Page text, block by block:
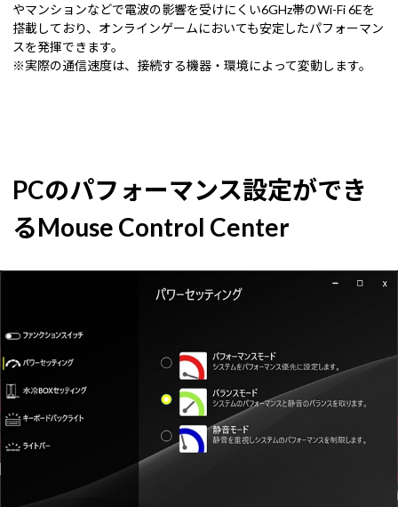
やマンションなどで電波の影響を受けにくい6GHz帯のWi-Fi 6Eを
搭載しており、オンラインゲームにおいても安定したパフォーマン
スを発揮できます。
※実際の通信速度は、接続する機器・環境によって変動します。
PCのパフォーマンス設定ができ
るMouse Control Center